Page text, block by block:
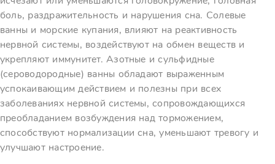
боль, раздражительность и нарушения сна. Солевые
ванны и морские купания, влияют на реактивность
нервной системы, воздействуют на обмен веществ и
укрепляют иммунитет. Азотные и сульфидные
(сероводородные) ванны обладают выраженным
успокаивающим действием и полезны при всех
заболеваниях нервной системы, сопровождающихся
преобладанием возбуждения над торможением,
способствуют нормализации сна, уменьшают тревогу и
улучшают настроение.